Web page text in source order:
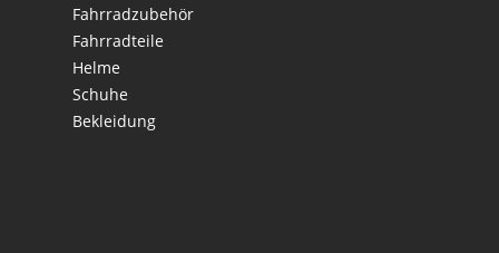
Fahrradzubehör
Fahrradteile
Helme
Schuhe
Bekleidung